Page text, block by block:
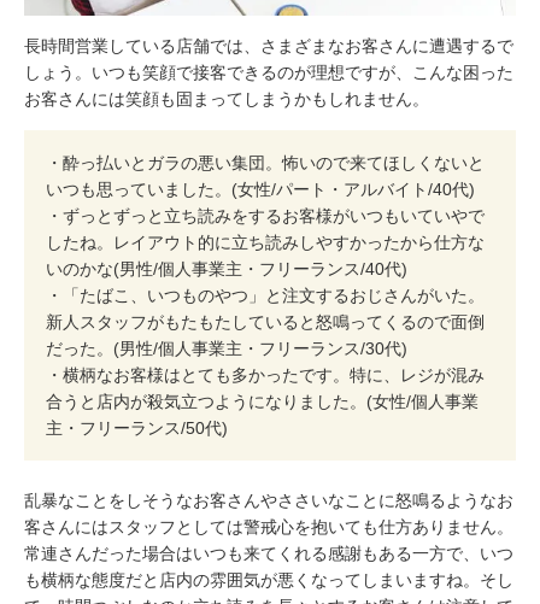
長時間営業している店舗では、さまざまなお客さんに遭遇するで
しょう。いつも笑顔で接客できるのが理想ですが、こんな困った
お客さんには笑顔も固まってしまうかもしれません。
・酔っ払いとガラの悪い集団。怖いので来てほしくないと
いつも思っていました。(女性/パート・アルバイト/40代)
・ずっとずっと立ち読みをするお客様がいつもいていやで
したね。レイアウト的に立ち読みしやすかったから仕方な
いのかな(男性/個人事業主・フリーランス/40代)
・「たばこ、いつものやつ」と注文するおじさんがいた。
新人スタッフがもたもたしていると怒鳴ってくるので面倒
だった。(男性/個人事業主・フリーランス/30代)
・横柄なお客様はとても多かったです。特に、レジが混み
合うと店内が殺気立つようになりました。(女性/個人事業
主・フリーランス/50代)
乱暴なことをしそうなお客さんやささいなことに怒鳴るようなお
客さんにはスタッフとしては警戒心を抱いても仕方ありません。
常連さんだった場合はいつも来てくれる感謝もある一方で、いつ
も横柄な態度だと店内の雰囲気が悪くなってしまいますね。そし